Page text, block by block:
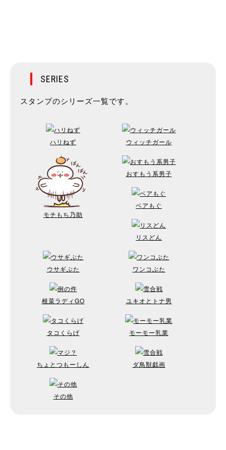
SERIES
スタンプのシリーズ一覧です。
ハリねず ウィッチガール
モチもち乃助
おすもう系男子
ベアもぐ
リスどん
ウサギぶた ワンコぶた
根菜ラディGO ユキオとトナ男
タコくらげ モーモー乳業
ちょとつもーしん ダ鳥獣戯画
その他